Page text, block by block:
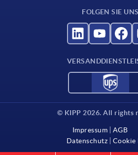
FOLGEN SIE UNS
© KIPP 2026. All rights
Impressum
AGB
Datenschutz
Cookie